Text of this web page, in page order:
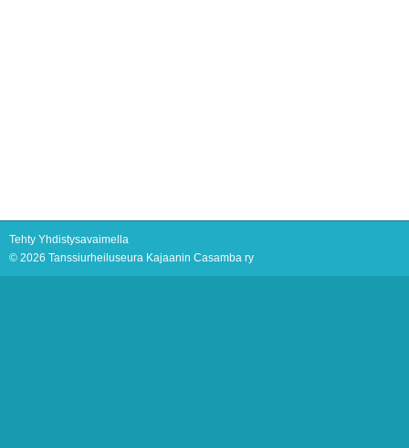
Tehty Yhdistysavaimella
© 2026 Tanssiurheiluseura Kajaanin Casamba ry